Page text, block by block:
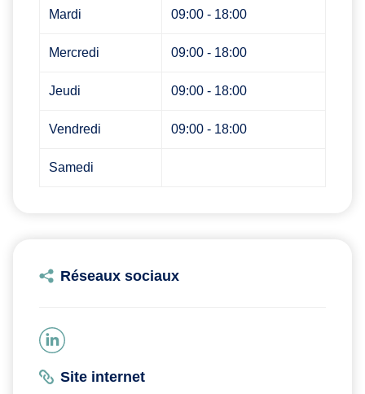
Mardi 09:00 - 18:00
Mercredi 09:00 - 18:00
Jeudi 09:00 - 18:00
Vendredi 09:00 - 18:00
Samedi
Réseaux sociaux
Site internet